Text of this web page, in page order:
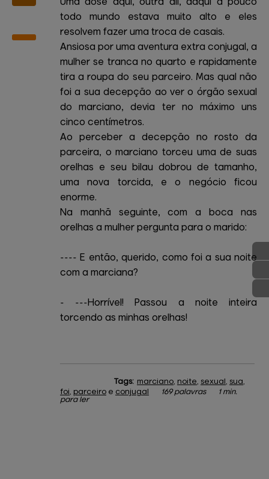
Uma dose aqui, outra ali, daqui a pouco
todo mundo estava muito alto e eles
resolvem fazer uma troca de casais.
Ansiosa por uma aventura extra conjugal, a
mulher se tranca no quarto e rapidamente
tira a roupa do seu parceiro. Mas qual não
foi a sua decepção ao ver o órgão sexual
do marciano, devia ter no máximo uns
cinco centímetros.
Ao perceber a decepção no rosto da
parceira, o marciano torceu uma de suas
orelhas e seu bilau dobrou de tamanho,
uma nova torcida, e o negócio ficou
enorme.
Na manhã seguinte, com a boca nas
orelhas a mulher pergunta para o marido:
---- E então, querido, como foi a sua noite
com a marciana?
- ---Horrível! Passou a noite inteira
torcendo as minhas orelhas!
Tags: marciano, noite, sexual , sua,
foi, parceiro e conjugal 169 palavras
1 min.
para ler